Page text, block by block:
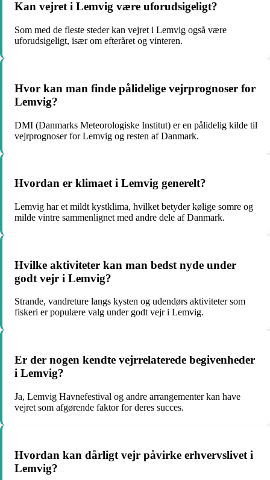
Kan vejret i Lemvig være uforudsigeligt?
Som med de fleste steder kan vejret i Lemvig også være
uforudsigeligt, især om efteråret og vinteren.
Hvor kan man finde pålidelige vejrprognoser for
Lemvig?
DMI (Danmarks Meteorologiske Institut) er en pålidelig kilde til
vejrprognoser for Lemvig og resten af Danmark.
Hvordan er klimaet i Lemvig generelt?
Lemvig har et mildt kystklima, hvilket betyder kølige somre og
milde vintre sammenlignet med andre dele af Danmark.
Hvilke aktiviteter kan man bedst nyde under
godt vejr i Lemvig?
Strande, vandreture langs kysten og udendørs aktiviteter som
fiskeri er populære valg under godt vejr i Lemvig.
Er der nogen kendte vejrrelaterede begivenheder
i Lemvig?
Ja, Lemvig Havnefestival og andre arrangementer kan have
vejret som afgørende faktor for deres succes.
Hvordan kan dårligt vejr påvirke erhvervslivet i
Lemvig?